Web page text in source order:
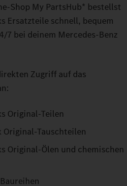
Shop My PartsHub* bestellst
Ersatzteile schnell, bequem
7 bei deinem Mercedes‑Benz
Zugriff auf das
Original-Teilen
Original-Tauschteilen
Original-Ölen und chemischen